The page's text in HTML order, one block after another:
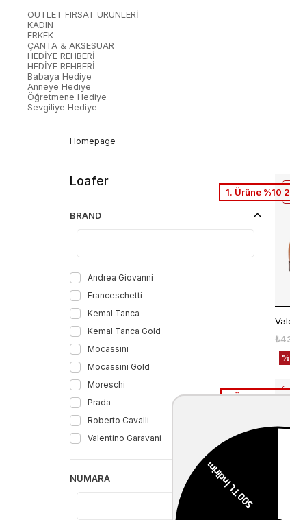
OUTLET FIRSAT ÜRÜNLERİ
KADIN
ERKEK
ÇANTA & AKSESUAR
HEDİYE REHBERİ
HEDİYE REHBERİ
Babaya Hediye
Anneye Hediye
Öğretmene Hediye
Sevgiliye Hediye
Homepage
Loafer
BRAND
Andrea Giovanni
Franceschetti
Kemal Tanca
Kemal Tanca Gold
Mocassini
Mocassini Gold
Moreschi
Prada
Roberto Cavalli
Valentino Garavani
NUMARA
1. Ürüne %10
1.Ürüne %30